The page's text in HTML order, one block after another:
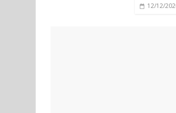
12/12/